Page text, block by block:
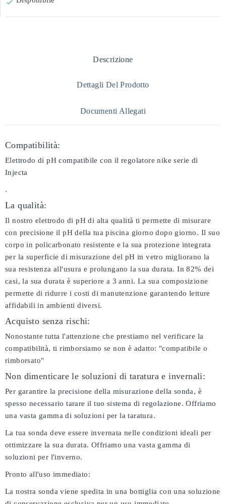

Descrizione
Dettagli Del Prodotto
Documenti Allegati
Compatibilità:
Elettrodo di pH compatibile con il regolatore nike serie di
Injecta
.
La qualità:
Il nostro elettrodo di pH di alta qualità ti permette di misurare
con precisione il pH della tua piscina giorno dopo giorno. Il suo
corpo in policarbonato resistente e la sua protezione integrata
per la superficie di misurazione del pH in vetro migliorano la
sua resistenza all'usura e prolungano la sua durata. In 82% dei
casi, la sua durata è superiore a 3 anni. La sua composizione
permette di ridurre i costi di manutenzione garantendo letture
affidabili in ambienti diversi.
Acquisto senza rischi:
Nonostante tutta l'attenzione che prestiamo nel verificare la
compatibilità, ti rimborsiamo se non è adatto: "compatibile o
rimborsato"
Non dimenticare le soluzioni di taratura e invernali:
Per garantire la precisione della misurazione della sonda, è
spesso necessario tarare il tuo sistema di regolazione. Offriamo
una vasta gamma di soluzioni per la taratura.
La tua sonda deve essere invernata nelle condizioni ideali per
ottimizzare la sua durata. Offriamo una vasta gamma di
soluzioni per l'inverno.
Pronto all'uso immediato:
La nostra sonda viene spedita in una bottiglia con una soluzione